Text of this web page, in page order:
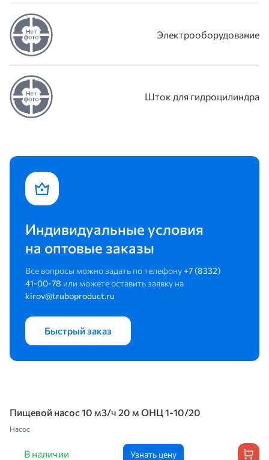
Электрооборудование
Шток для гидроцилиндра
Индивидуальные условия
на оптовые заказы
Все вопросы можно задать по телефону +7 (8332)
41-00-78 или можете оставить заявку на
kirov@truboproduct.ru
Быстрый заказ
Пищевой насос 10 м3/ч 20 м ОНЦ 1-10/20
Насос
В наличии Узнать цену